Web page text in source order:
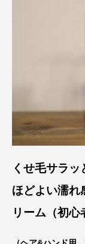
くせ毛サラ
ほどよい濡れ
リーム（初心